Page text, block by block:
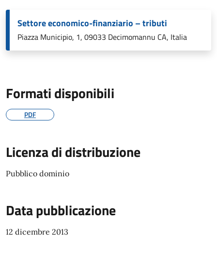
Settore economico-finanziario – tributi
Piazza Municipio, 1, 09033 Decimomannu CA, Italia
Formati disponibili
PDF
Licenza di distribuzione
Pubblico dominio
Data pubblicazione
12 dicembre 2013